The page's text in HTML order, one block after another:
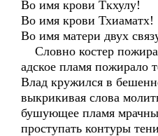
Во имя крови Ткхулу!
Во имя крови Тхиаматх!
Во имя матери двух
Словно костер
адское пламя пожирало
Влад кружился в
выкрикивая слова
бушующее пламя
проступать контуры